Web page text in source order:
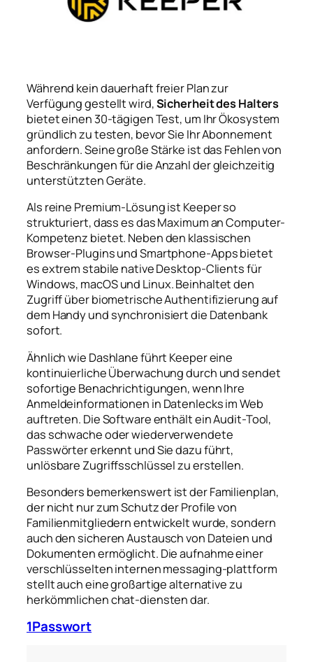
Während kein dauerhaft freier Plan zur
Verfügung gestellt wird,Sicherheit des Halters
bietet einen 30-tägigen Test, um Ihr Ökosystem
gründlich zu testen, bevor Sie Ihr Abonnement
anfordern. Seine große Stärke ist das Fehlen von
Beschränkungen für die Anzahl der gleichzeitig
unterstützten Geräte.
Als reine Premium-Lösung ist Keeper so
strukturiert, dass es das Maximum an Computer-
Kompetenz bietet. Neben den klassischen
Browser-Plugins und Smartphone-Apps bietet
es extrem stabile native Desktop-Clients für
Windows, macOS und Linux. Beinhaltet den
Zugriff über biometrische Authentifizierung auf
dem Handy und synchronisiert die Datenbank
sofort.
Ähnlich wie Dashlane führt Keeper eine
kontinuierliche Überwachung durch und sendet
sofortige Benachrichtigungen, wenn Ihre
Anmeldeinformationen in Datenlecks im Web
auftreten. Die Software enthält ein Audit-Tool,
das schwache oder wiederverwendete
Passwörter erkennt und Sie dazu führt,
unlösbare Zugriffsschlüssel zu erstellen.
Besonders bemerkenswert ist der Familienplan,
der nicht nur zum Schutz der Profile von
Familienmitgliedern entwickelt wurde, sondern
auch den sicheren Austausch von Dateien und
Dokumenten ermöglicht. Die aufnahme einer
verschlüsselten internen messaging-plattform
stellt auch eine großartige alternative zu
herkömmlichen chat-diensten dar.
1Passwort